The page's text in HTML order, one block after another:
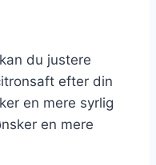
du justere
efter din
en mere syrlig
en mere